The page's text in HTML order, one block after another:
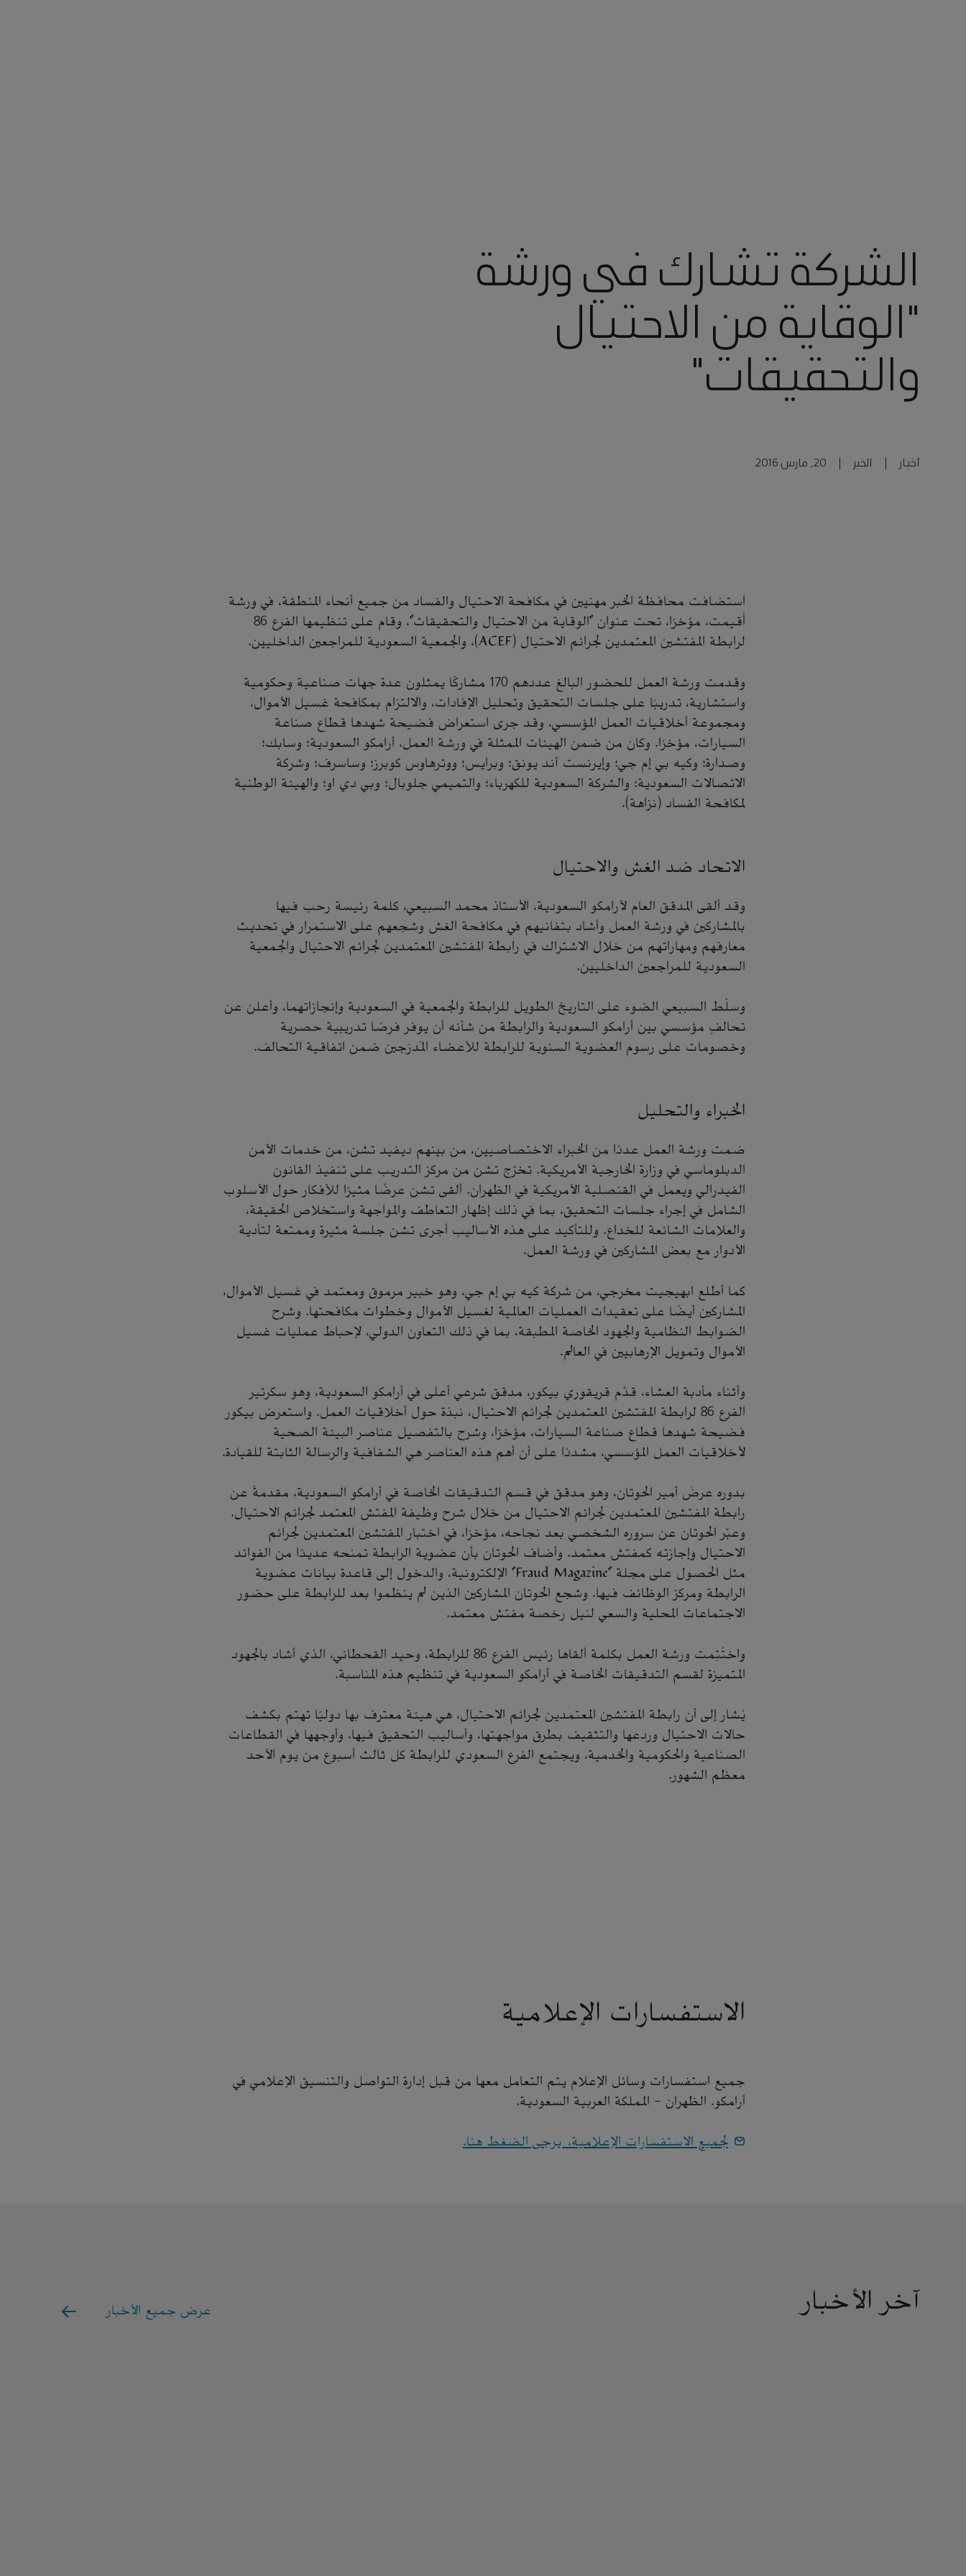
الشركة تشارك في ورشة
"الوقاية من الاحتيال
والتحقيقات"
أخبار الخبر 20, مارس 2016
استضافت محافظة الخبر مهنيين في مكافحة الاحتيال والفساد من جميع أنحاء المنطقة، في ورشة
أُقيمت، مؤخرًا، تحت عنوان "الوقاية من الاحتيال والتحقيقات"، وقام على تنظيمها الفرع 86
لرابطة المفتشين المعتمدين لجرائم الاحتيال (ACEF)، والجمعية السعودية للمراجعين الداخليين.
وقدمت ورشة العمل للحضور البالغ عددهم 170 مشاركًا يمثلون عدة جهات صناعية وحكومية
واستشارية، تدريبًا على جلسات التحقيق وتحليل الإفادات، والالتزام بمكافحة غسيل الأموال،
ومجموعة أخلاقيات العمل المؤسسي، وقد جرى استعراض فضيحة شهدها قطاع صناعة
السيارات، مؤخرًا. وكان من ضمن الهيئات الممثلة في ورشة العمل، أرامكو السعودية؛ وسابك؛
وصدارة؛ وكيه بي إم جي؛ وإيرنست آند يونق؛ وبرايس؛ ووترهاوس كوبرز؛ وساسرف؛ وشركة
الاتصالات السعودية؛ والشركة السعودية للكهرباء؛ والتميمي جلوبال؛ وبي دي او؛ والهيئة الوطنية
لمكافحة الفساد (نزاهة).
الاتحاد ضد الغش والاحتيال
وقد ألقى المدقق العام لأرامكو السعودية، الأستاذ محمد السبيعي، كلمة رئيسة رحب فيها
بالمشاركين في ورشة العمل وأشاد بتفانيهم في مكافحة الغش وشجعهم على الاستمرار في تحديث
معارفهم ومهاراتهم من خلال الاشتراك في رابطة المفتشين المعتمدين لجرائم الاحتيال والجمعية
السعودية للمراجعين الداخليين.
وسلّط السبيعي الضوء على التاريخ الطويل للرابطة والجمعية في السعودية وإنجازاتهما، وأعلن عن
تحالفٍ مؤسسي بين أرامكو السعودية والرابطة من شأنه أن يوفر فرصًا تدريبية حصرية
وخصومات على رسوم العضوية السنوية للرابطة للأعضاء المُدرَجين ضمن اتفاقية التحالف.
الخبراء والتحليل
ضمت ورشة العمل عددًا من الخبراء الاختصاصيين، من بينهم ديفيد تشن، من خدمات الأمن
الدبلوماسي في وزارة الخارجية الأمريكية. تخرَّج تشن من مركز التدريب على تنفيذ القانون
الفيدرالي ويعمل في القنصلية الأمريكية في الظهران. ألقى تشن عرضًا مثيرًا للأفكار حول الأسلوب
الشامل في إجراء جلسات التحقيق، بما في ذلك إظهار التعاطف والمواجهة واستخلاص الحقيقة،
والعلامات الشائعة للخداع. وللتأكيد على هذه الأساليب أجرى تشن جلسة مثيرة وممتعة لتأدية
الأدوار مع بعض المشاركين في ورشة العمل.
كما أطلع ابهيجيت مخرجي، من شركة كيه بي إم جي، وهو خبير مرموق ومعتمد في غسيل الأموال،
المشاركين أيضًا على تعقيدات العمليات العالمية لغسيل الأموال وخطوات مكافحتها. وشرح
الضوابط النظامية والجهود الخاصة المطبقة، بما في ذلك التعاون الدولي، لإحباط عمليات غسيل
الأموال وتمويل الإرهابيين في العالم.
وأثناء مأدبة العشاء، قدَّم قريقوري بيكور، مدقق شرعي أعلى في أرامكو السعودية، وهو سكرتير
الفرع 86 لرابطة المفتشين المعتمدين لجرائم الاحتيال، نبذة حول أخلاقيات العمل. واستعرض بيكور
فضيحة شهدها قطاع صناعة السيارات، مؤخرًا، وشرح بالتفصيل عناصر البيئة الصحية
لأخلاقيات العمل المؤسسي، مشددًا على أن أهم هذه العناصر هي الشفافية والرسالة الثابتة للقيادة.
بدوره عرضَ أمير الحوتان، وهو مدقق في قسم التدقيقات الخاصة في أرامكو السعودية، مقدمةً عن
رابطة المفتشين المعتمدين لجرائم الاحتيال من خلال شرح وظيفة المفتش المعتمد لجرائم الاحتيال.
وعبَّر الحوتان عن سروره الشخصي بعد نجاحه، مؤخرًا، في اختبار المفتشين المعتمدين لجرائم
الاحتيال وإجازته كمفتش معتمد. وأضاف الحوتان بأن عضوية الرابطة تمنحه عديدًا من الفوائد
مثل الحصول على مجلة “Fraud Magazine” الإلكترونية، والدخول إلى قاعدة بيانات عضوية
الرابطة ومركز الوظائف فيها. وشجع الحوتان المشاركين الذين لم ينظموا بعد للرابطة على حضور
الاجتماعات المحلية والسعي لنيل رخصة مفتش معتمد.
واختُتِمت ورشة العمل بكلمة ألقاها رئيس الفرع 86 للرابطة، وحيد القحطاني، الذي أشاد بالجهود
المتميزة لقسم التدقيقات الخاصة في أرامكو السعودية في تنظيم هذه المناسبة.
يُشار إلى أن رابطة المفتشين المعتمدين لجرائم الاحتيال، هي هيئة معترف بها دوليًا تهتم بكشف
حالات الاحتيال وردعها والتثقيف بطرق مواجهتها، وأساليب التحقيق فيها، وأوجهها في القطاعات
الصناعية والحكومية والخدمية، ويجتمع الفرع السعودي للرابطة كل ثالث أسبوع من يوم الأحد
معظم الشهور.
الاستفسارات الإعلامية
جميع استفسارات وسائل الإعلام يتم التعامل معها من قبل إدارة التواصل والتنسيق الإعلامي في
أرامكو. الظهران - المملكة العربية السعودية.
لجميع الاستفسارات الإعلامية، يرجى الضغط هنا.
آخر الأخبار عرض جميع الأخبار